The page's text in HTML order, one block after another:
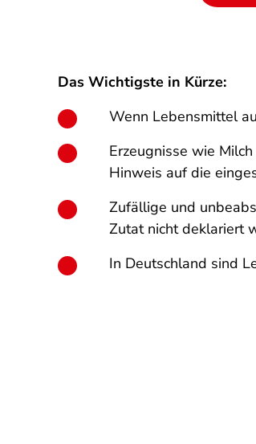
Das Wichtigste in Kürze:
Wenn Lebensmittel
Erzeugnisse wie
Hinweis auf die
Zufällige und
Zutat nicht deklariert
In Deutschland sind